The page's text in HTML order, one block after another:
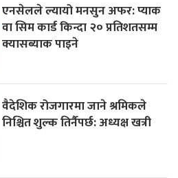
एनसेलले ल्यायो मनसुन अफर: प्याक
वा सिम कार्ड किन्दा २० प्रतिशतसम्म
क्यासब्याक पाइने
वैदेशिक रोजगारमा जाने श्रमिकले
निश्चित शुल्क तिर्नैपर्छ: अध्यक्ष खत्री